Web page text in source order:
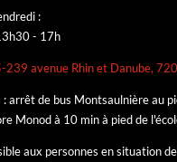
:
- 17h
239 avenue Rhin et Danube,
: arrêt de bus Montsaulnière au
Monod à 10 min à pied de
aux personnes en situation